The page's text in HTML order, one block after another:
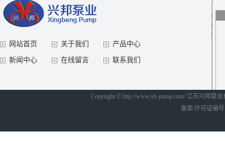
网站首页 关于我们 产品中心
新闻中心 在线留言 联系我们
Copyright © http://www.xb-pump.com/ 江苏兴邦泵
备案/许可证编